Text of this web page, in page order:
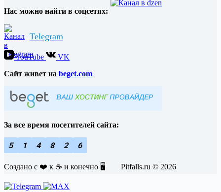
Нас можно найти в соцсетях:
Telegram
YouTube
VK
Cайт живет на beget.com
За все время посетителей сайта:
5 1 4 8 2 6
Создано с ❤️ к ☕️ и конечно 🖥️ Pitfalls.ru © 2026